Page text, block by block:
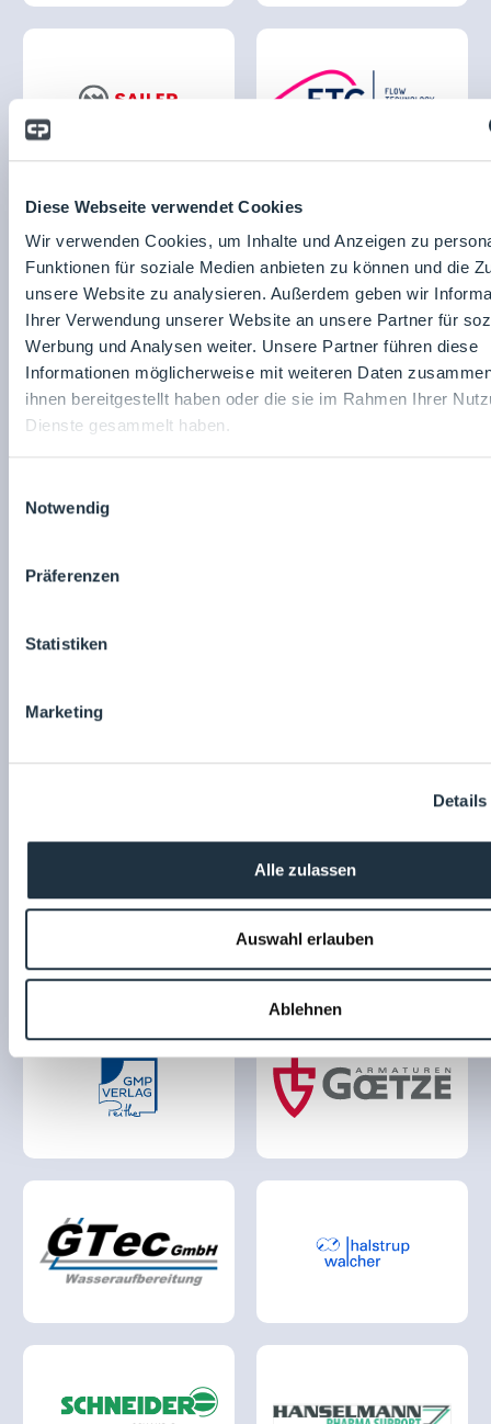
Diese Webseite verwendet Cookies
Wir verwenden Cookies, um Inhalte und Anzeigen zu
Funktionen für soziale Medien anbieten zu können und die
unsere Website zu analysieren. Außerdem geben wir
Ihrer Verwendung unserer Website an unsere Partner für
Werbung und Analysen weiter. Unsere Partner führen diese
Informationen möglicherweise mit weiteren Daten
ihnen bereitgestellt haben oder die sie im Rahmen Ihrer
Dienste gesammelt haben.
Notwendig
Präferenzen
Statistiken
Marketing
Details
Alle zulassen
Auswahl erlauben
Ablehnen